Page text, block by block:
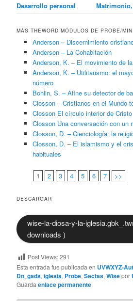
Desarrollo personal
MÁS THEWORD MÓDULOS DE PROBE/
Anderson – Discernimiento
Anderson – La Cohabitación
Anderson, K. – El movimiento de
Anderson, K. – Utilitarismo: el
número
Bohlin, S. – Afine su detector de
Closson – Cristianos en el Mundo
Closson El círculo interior de Cristo
Closson Una conversación con un
Closson, D. – Cienciología: la
Closson, D. – El islamismo y el
habituales
1 2 3 4 5 6 7 >>
DESCARGAR
wise-la-diosa-y-la-
downloads )
Post Views:291
Esta entrada fue publicada en UVWXYZ-
Dn,gads,iglesia, Probe,Sectas,Wisepor
Guardaenlace permanente.